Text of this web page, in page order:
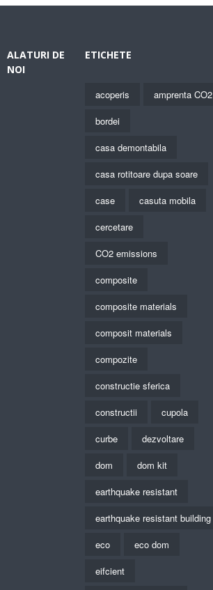
ALATURI DE
NOI
ETICHETE
acoperis
amprenta CO2
bordei
casa demontabila
casa rotitoare dupa soare
case
casuta mobila
cercetare
CO2 emissions
composite
composite materials
composit materials
compozite
constructie sferica
constructii
cupola
curbe
dezvoltare
dom
dom kit
earthquake resistant
earthquake resistant building
eco
eco dom
eifcient